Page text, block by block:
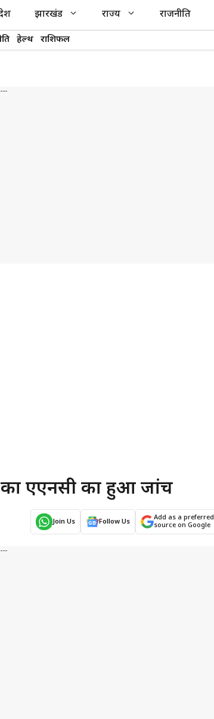
झारखंड राज्य राजनीति
हेल्थ राशिफल
का एएनसी का हुआ जांच
Join Us Follow Us
Add as a preferred
source on Google